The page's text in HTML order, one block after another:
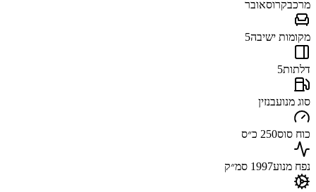
מרכבקרוסאובר
מקומות ישיבה5
דלתות5
סוג מנועבנזין
כוח סוס250 כ״ס
נפח מנוע1997 סמ״ק